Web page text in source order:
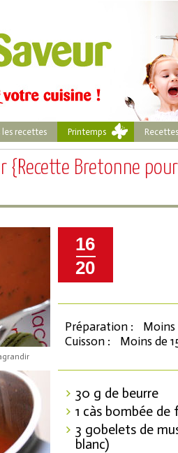
recettes Printemps
{Recette Bretonne
16
20
Préparation :
Moins
Cuisson :
Moins de
30 g de beurre
1 càs bombée de
3 gobelets de
blanc)